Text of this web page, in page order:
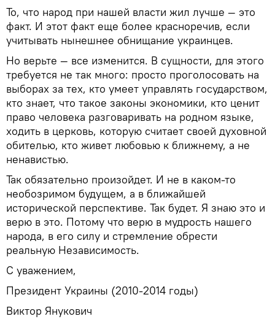
То, что народ при нашей власти жил лучше — это
факт. И этот факт еще более красноречив, если
учитывать нынешнее обнищание украинцев.
Но верьте — все изменится. В сущности, для этого
требуется не так много: просто проголосовать на
выборах за тех, кто умеет управлять государством,
кто знает, что такое законы экономики, кто ценит
право человека разговаривать на родном языке,
ходить в церковь, которую считает своей духовной
обителью, кто живет любовью к ближнему, а не
ненавистью.
Так обязательно произойдет. И не в каком-то
необозримом будущем, а в ближайшей
исторической перспективе. Так будет. Я знаю это и
верю в это. Потому что верю в мудрость нашего
народа, в его силу и стремление обрести
реальную Независимость.
С уважением,
Президент Украины (2010-2014 годы)
Виктор Янукович